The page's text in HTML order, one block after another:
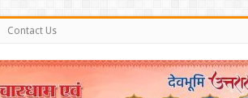
Contact Us